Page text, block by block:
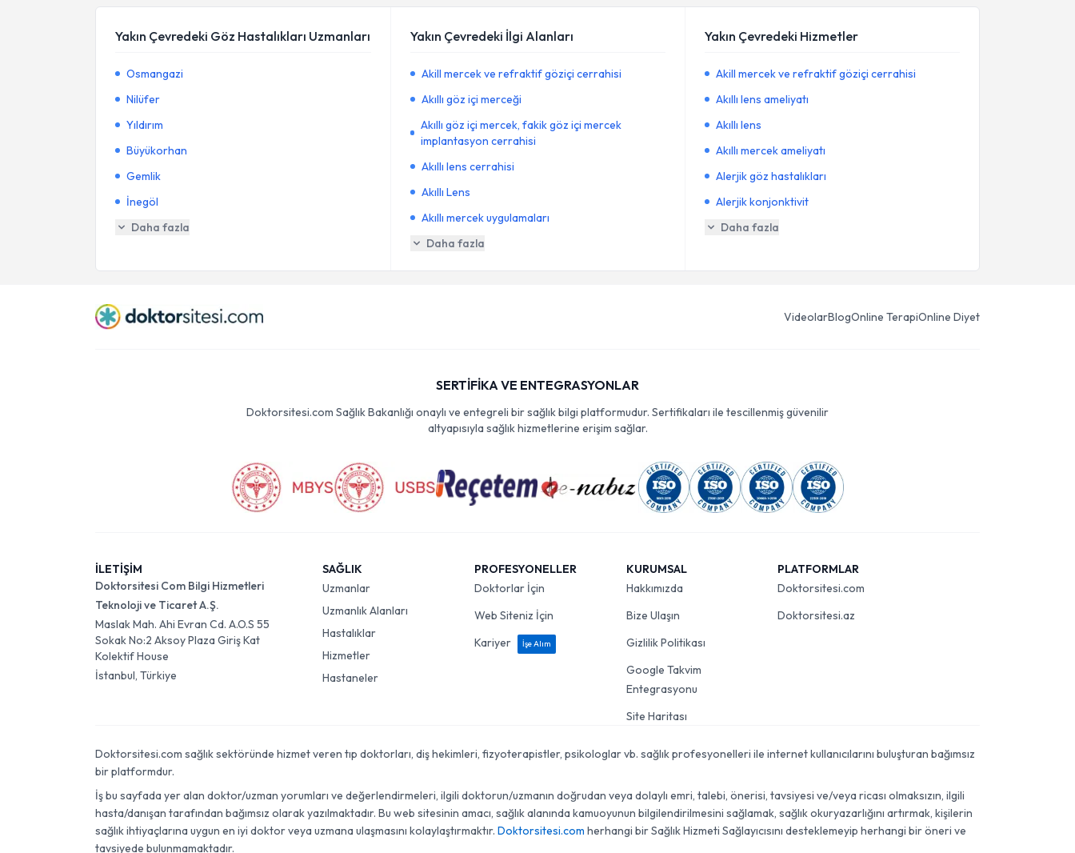
Yakın Çevredeki Göz Hastalıkları Uzmanları
Osmangazi
Nilüfer
Yıldırım
Büyükorhan
Gemlik
İnegöl
Daha fazla
Yakın Çevredeki İlgi Alanları
Akill mercek ve refraktif göziçi cerrahisi
Akıllı göz içi merceği
Akıllı göz içi mercek, fakik göz içi mercek
implantasyon cerrahisi
Akıllı lens cerrahisi
Akıllı Lens
Akıllı mercek uygulamaları
Daha fazla
Yakın Çevredeki Hizmetler
Akill mercek ve refraktif göziçi cerrahisi
Akıllı lens ameliyatı
Akıllı lens
Akıllı mercek ameliyatı
Alerjik göz hastalıkları
Alerjik konjonktivit
Daha fazla
VideolarBlogOnline TerapiOnline Diyet
SERTİFİKA VE ENTEGRASYONLAR
Doktorsitesi.com Sağlık Bakanlığı onaylı ve entegreli bir sağlık bilgi platformudur. Sertifikaları ile tescillenmiş güvenilir
altyapısıyla sağlık hizmetlerine erişim sağlar.
İLETİŞİM
Doktorsitesi Com Bilgi Hizmetleri
Teknoloji ve Ticaret A.Ş.
Maslak Mah. Ahi Evran Cd. A.O.S 55
Sokak No:2 Aksoy Plaza Giriş Kat
Kolektif House
İstanbul, Türkiye
SAĞLIK
Uzmanlar
Uzmanlık Alanları
Hastalıklar
Hizmetler
Hastaneler
PROFESYONELLER
Doktorlar İçin
Web Siteniz İçin
Kariyer
İşe Alım
KURUMSAL
Hakkımızda
Bize Ulaşın
Gizlilik Politikası
Google Takvim
Entegrasyonu
Site Haritası
PLATFORMLAR
Doktorsitesi.com
Doktorsitesi.az
Doktorsitesi.com sağlık sektöründe hizmet veren tıp doktorları, diş hekimleri, fizyoterapistler, psikologlar vb. sağlık profesyonelleri ile internet kullanıcılarını buluşturan bağımsız
bir platformdur.
İş bu sayfada yer alan doktor/uzman yorumları ve değerlendirmeleri, ilgili doktorun/uzmanın doğrudan veya dolaylı emri, talebi, önerisi, tavsiyesi ve/veya ricası olmaksızın, ilgili
hasta/danışan tarafından bağımsız olarak yazılmaktadır. Bu web sitesinin amacı, sağlık alanında kamuoyunun bilgilendirilmesini sağlamak, sağlık okuryazarlığını artırmak, kişilerin
sağlık ihtiyaçlarına uygun en iyi doktor veya uzmana ulaşmasını kolaylaştırmaktır. Doktorsitesi.com herhangi bir Sağlık Hizmeti Sağlayıcısını desteklemeyip herhangi bir öneri ve
tavsiyede bulunmamaktadır.